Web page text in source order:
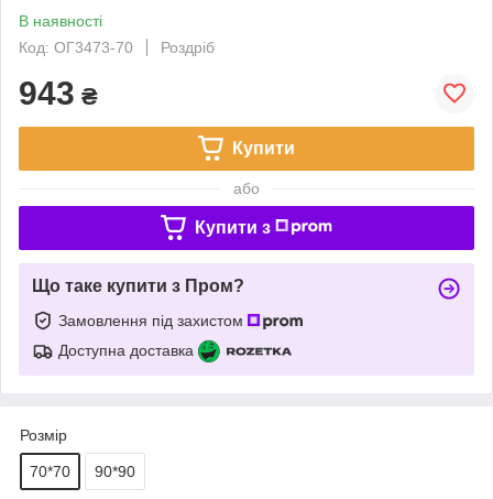
В наявності
Код: ОГ3473-70
Роздріб
943 ₴
Купити
або
Купити з
Що таке купити з Пром?
Замовлення під захистом
Доступна доставка
Розмір
70*70 90*90